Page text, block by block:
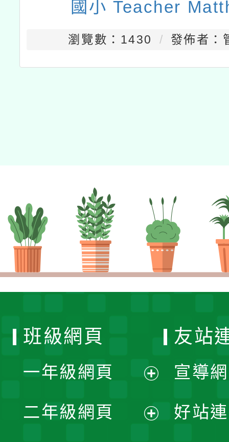
國小 Teacher
瀏覽數：1430 發佈者：
班級網頁
一年級網頁
開
二年級網頁
友站
宣導
好站